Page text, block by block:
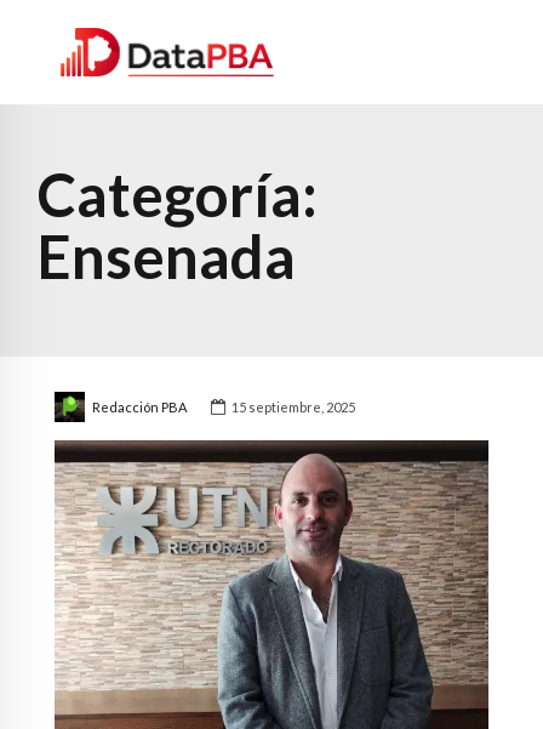
Categoría:
Ensenada
Redacción PBA 15 septiembre, 2025